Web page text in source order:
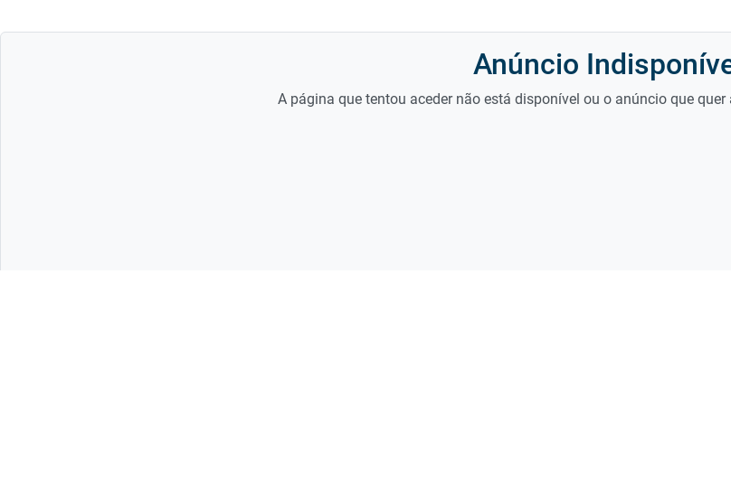
Anúncio
A página que tentou aceder não está disponível ou o anúncio que